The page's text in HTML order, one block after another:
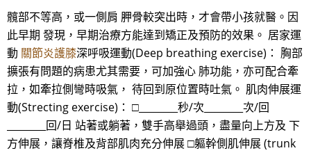
髖部不等高，或一側肩 胛骨較突出時，才會帶小孩就醫。因
此早期 發現，早期治療方能達到矯正及預防的效果。 居家運
動 關節炎護膝深呼吸運動(Deep breathing exercise)： 胸部
擴張有問題的病患尤其需要，可加強心 肺功能，亦可配合牽
拉，如牽拉側彎時吸氣， 待回到原位置時吐氣。 肌肉伸展運
動(Strecting exercise)： □________秒/次________次/回
________回/日 站著或躺著，雙手高舉過頭，盡量向上方及 下
方伸展，讓脊椎及背部肌肉充分伸展 □軀幹側肌伸展 (trunk